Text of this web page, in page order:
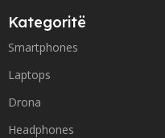
Kategoritë
Smartphones
Laptops
Drona
Headphones